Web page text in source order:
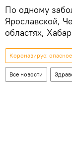
По одному
Ярославской,
областях,
Коронавирус:
Все новости